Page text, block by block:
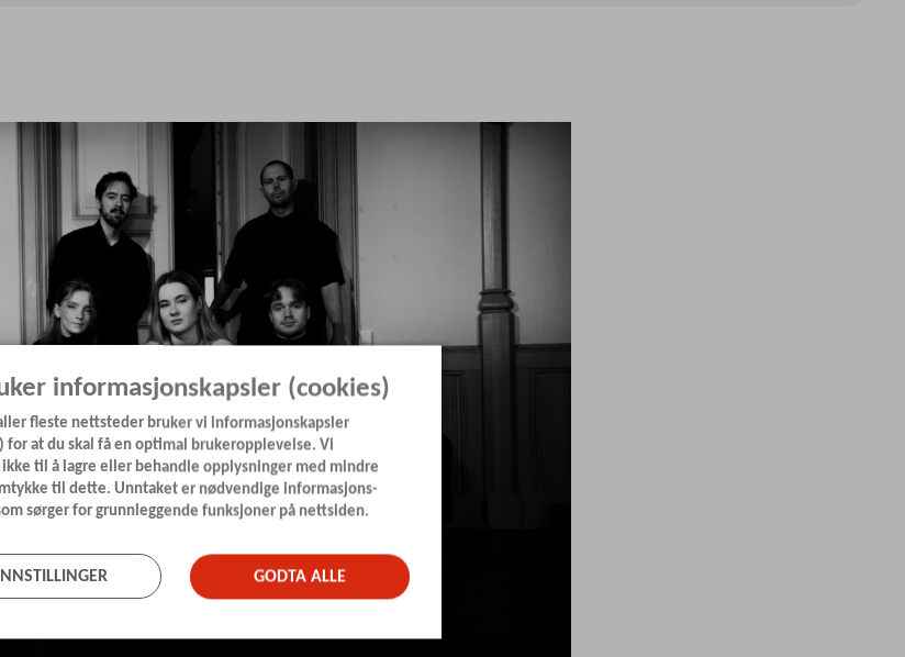
informasjonskapsler (cookies)
fleste nettsteder bruker vi informasjonskapsler
for at du skal få en optimal brukeropplevelse. Vi
til å lagre eller behandle opplysninger med mindre
til dette. Unntaket er nødvendige informasjons-
sørger for grunnleggende funksjoner på nettsiden.
INNSTILLINGER GODTA ALLE